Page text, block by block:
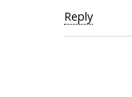
Reply